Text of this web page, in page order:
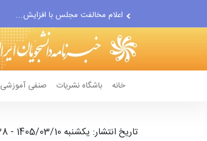
اعلام مخالفت مجلس با افزایش...
دیدار و گفتگوی پزشکیان با...
خانه باشگاه نشریات صنفی آموزشی
تاریخ انتشار: یکشنبه 1405/03/10 - 21:38